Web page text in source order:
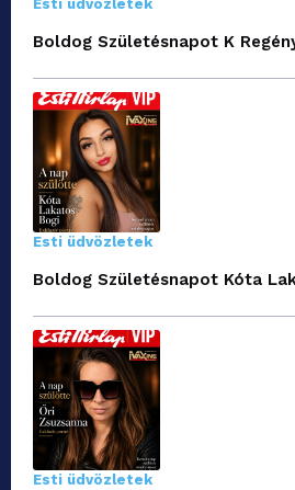
Esti üdvözletek
Boldog Születésnapot K
Esti üdvözletek
Boldog Születésnapot Kóta
Esti üdvözletek